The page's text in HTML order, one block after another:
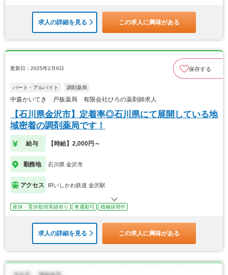
求人の詳細を見る この求人に興味がある
更新日：2025年2月6日 保存する
パート・アルバイト 調剤薬局
中森かいてき 戸板薬局 有限会社ひろの薬剤師求人
【石川県金沢市】定着率◎石川県にて展開している地
域密着の調剤薬局です！
給与 【時給】2,000円～
勤務地 石川県 金沢市
アクセス IRいしかわ鉄道 金沢駅
産休・育休取得実績有り 車通勤可 積極採用中
求人の詳細を見る この求人に興味がある